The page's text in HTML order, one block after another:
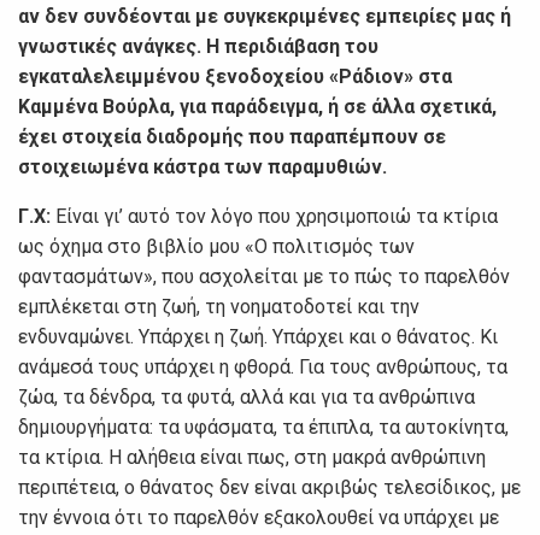
αν δεν συνδέονται με συγκεκριμένες εμπειρίες μας ή
γνωστικές ανάγκες. Η περιδιάβαση του
εγκαταλελειμμένου ξενοδοχείου «Ράδιον» στα
Καμμένα Βούρλα, για παράδειγμα, ή σε άλλα σχετικά,
έχει στοιχεία διαδρομής που παραπέμπουν σε
στοιχειωμένα κάστρα των παραμυθιών.
Γ.Χ: Είναι γι’ αυτό τον λόγο που χρησιμοποιώ τα κτίρια
ως όχημα στο βιβλίο μου «Ο πολιτισμός των
φαντασμάτων», που ασχολείται με το πώς το παρελθόν
εμπλέκεται στη ζωή, τη νοηματοδοτεί και την
ενδυναμώνει. Υπάρχει η ζωή. Υπάρχει και ο θάνατος. Κι
ανάμεσά τους υπάρχει η φθορά. Για τους ανθρώπους, τα
ζώα, τα δένδρα, τα φυτά, αλλά και για τα ανθρώπινα
δημιουργήματα: τα υφάσματα, τα έπιπλα, τα αυτοκίνητα,
τα κτίρια. Η αλήθεια είναι πως, στη μακρά ανθρώπινη
περιπέτεια, ο θάνατος δεν είναι ακριβώς τελεσίδικος, με
την έννοια ότι το παρελθόν εξακολουθεί να υπάρχει με